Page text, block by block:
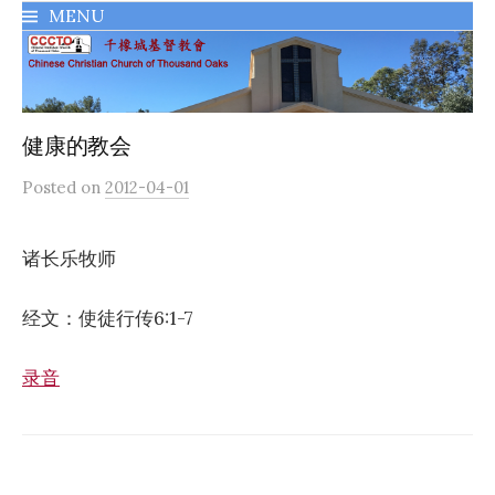
MENU
健康的教会
Posted on 2012-04-01
诸长乐牧师
经文：使徒行传6:1-7
录音